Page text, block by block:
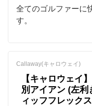
全てのゴルファーに
す。
Callaway(キャロウェイ)
【キャロウェイ
別アイアン (左
ィッフフレック